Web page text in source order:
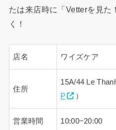
たは来店時に「Vetterを見た
く！
店名 ワイズケア
住所
15A/44 Le
P
）
営業時間 10:00−20:00